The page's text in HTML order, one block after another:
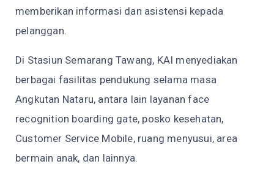
memberikan informasi dan asistensi kepada
pelanggan.
Di Stasiun Semarang Tawang, KAI menyediakan
berbagai fasilitas pendukung selama masa
Angkutan Nataru, antara lain layanan face
recognition boarding gate, posko kesehatan,
Customer Service Mobile, ruang menyusui, area
bermain anak, dan lainnya.